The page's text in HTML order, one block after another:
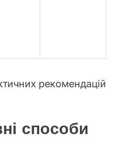
рекомендацій
способи